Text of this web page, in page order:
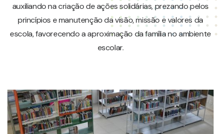
auxiliando na criação de ações solidárias, prezando pelos
princípios e manutenção da visão, missão e valores da
escola, favorecendo a aproximação da família no ambiente
escolar.